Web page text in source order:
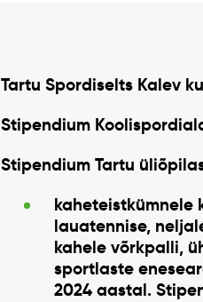
Tartu Spordiselts Kalev
Stipendium
Stipendium Tartu
kaheteistkümnele
lauatennise,
kahele võrkpalli,
sportlaste
2024 aastal.